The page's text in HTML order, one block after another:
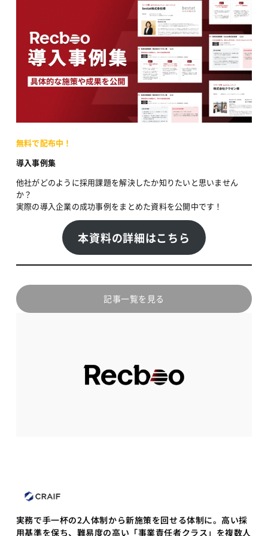
無料で配布中！
導入事例集
他社がどのように採用課題を解決したか知りたいと思いません
か？
実際の導入企業の成功事例をまとめた資料を公開中です！
本資料の詳細はこちら
記事一覧を見る
実務で手一杯の2人体制から新施策を回せる体制に。高い採
用基準を保ち、難易度の高い「事業責任者クラス」を複数人